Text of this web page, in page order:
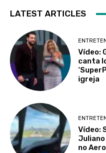
LATEST ARTICLES
Vídeo:
canta
igreja
Vídeo:
no